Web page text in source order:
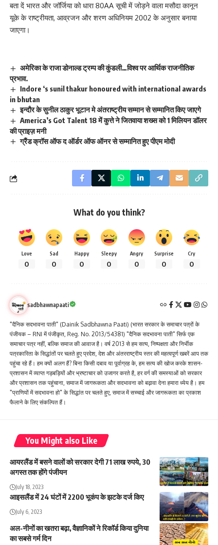
बता दें भारत और जॉर्जिया को धारा 80AA सूची में जोड़ने वाला मसौदा कानून
यूके के राष्ट्रीयता, आव्रजन और शरण अधिनियम 2002 के अनुसार बनाया
जाएगा।
अमेरिका के राजा डोनाल्ड ट्रम्प की कुंडली…विश्व पर आर्थिक राजनीतिक
प्रभाव.
Indore ‘s sunil thakur honoured with international awards
in bhutan
इन्दौर के सुनील ठाकुर भूटान मे अंतराष्ट्रीय सम्मान से सम्मानित किए जाएगे
America’s Got Talent 18 में कुत्ते ने जितवाया शख्स को 1 मिलियन डॉलर
की प्राइज़ मनी
ग्रैंड क्रॉस ऑफ द ऑर्डर ऑफ ऑनर से सम्मानित हुए पीएम मोदी
What do you think?
Love
0
Sad
0
Happy
0
Sleepy
0
Angry
0
Surprise
0
Cry
0
sadbhawnapaati
"दैनिक सदभावना पाती" (Dainik Sadbhawna Paati) (भारत सरकार के समाचार पत्रों के
पंजीयक – RNI में पंजीकृत, Reg. No. 2013/54381) "दैनिक सदभावना पाती" सिर्फ एक
समाचार पत्र नहीं, बल्कि समाज की आवाज है। वर्ष 2013 से हम सत्य, निष्पक्षता और निर्भीक
पत्रकारिता के सिद्धांतों पर चलते हुए प्रदेश, देश और अंतरराष्ट्रीय स्तर की महत्वपूर्ण खबरें आप तक
पहुंचा रहे हैं। हम क्यों अलग हैं? बिना किसी दबाव या पूर्वाग्रह के, हम सत्य की खोज करके शासन-
प्रशासन में व्याप्त गड़बड़ियों और भ्रष्टाचार को उजागर करते है, हर वर्ग की समस्याओं को सरकार
और प्रशासन तक पहुंचाना, समाज में जागरूकता और सदभावना को बढ़ावा देना हमारा ध्येय है। हम
"प्राणियों में सदभावना हो" के सिद्धांत पर चलते हुए, समाज में सच्चाई और जागरूकता का प्रकाश
फैलाने के लिए संकल्पित हैं।
You Might also Like
आयरलैंड में बसने वालों को सरकार देगी 71 लाख रुपये, 30
अगस्त तक होंगे पंजीयन
July 18, 2023
आइसलैंड में 24 घंटों में 2200 भूकंप के झटके दर्ज किए
July 6, 2023
अल-नीनों का खतरा बढ़ा, वैज्ञानिकों ने रिकॉर्ड किया दुनिया
का सबसे गर्म दिन